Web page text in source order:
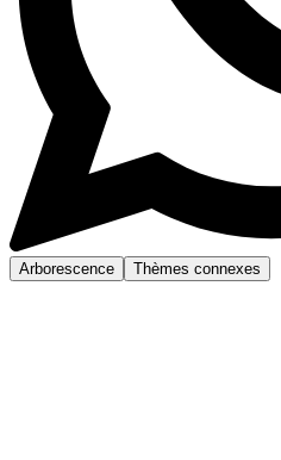
Arborescence Thèmes connexes